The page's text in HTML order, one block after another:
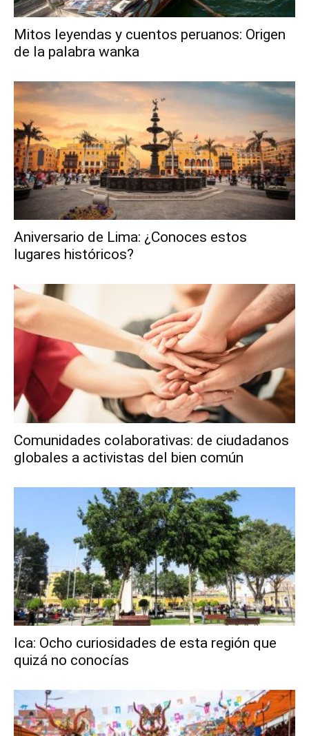
Mitos leyendas y cuentos peruanos: Origen
de la palabra wanka
Aniversario de Lima: ¿Conoces estos
lugares históricos?
Comunidades colaborativas: de ciudadanos
globales a activistas del bien común
Ica: Ocho curiosidades de esta región que
quizá no conocías